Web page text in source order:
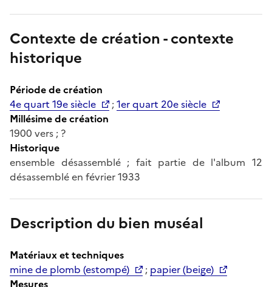
Contexte de création - contexte
historique
Période de création
4e quart 19e siècle
;1er quart 20e siècle
Millésime de création
1900 vers ; ?
Historique
ensemble désassemblé ; fait partie de l'album 12
désassemblé en février 1933
Description du bien muséal
Matériaux et techniques
mine de plomb (estompé)
; papier (beige)
Mesures